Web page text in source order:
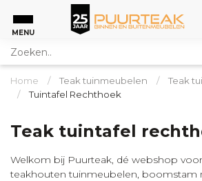
MENU
Home / Teak tuinmeubelen /
Teak
/
Tuintafel Rechthoek
Teak tuintafel
Welkom bij Puurteak, dé webshop
teakhouten tuinmeubelen, boomstam